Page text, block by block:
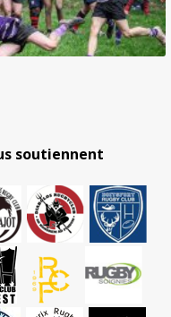
soutiennent